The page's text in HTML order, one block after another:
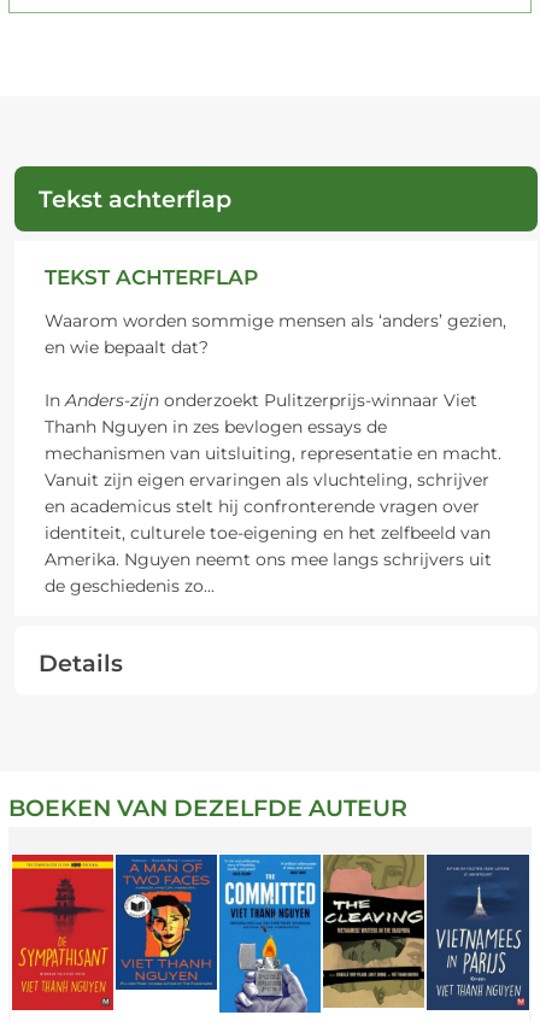
Tekst achterflap
TEKST ACHTERFLAP
Waarom worden sommige mensen als ‘anders’ gezien,
en wie bepaalt dat?
In Anders-zijnonderzoekt Pulitzerprijs-winnaar Viet
Thanh Nguyen in zes bevlogen essays de
mechanismen van uitsluiting, representatie en macht.
Vanuit zijn eigen ervaringen als vluchteling, schrijver
en academicus stelt hij confronterende vragen over
identiteit, culturele toe-eigening en het zelfbeeld van
Amerika. Nguyen neemt ons mee langs schrijvers uit
de geschiedenis zo...
Details
BOEKEN VAN DEZELFDE AUTEUR